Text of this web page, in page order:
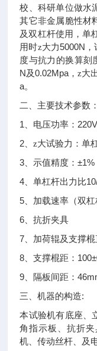
校、科研单位做水
其它非金属脆性材
及双杠杆使用，单
用时z大力5000N
度与抗力的换算刻
N及0.02Mpa ，z大
a。
二、 主要技术参数：
1 、电压功率：
2 、z大试验力：单
3 、示值精度：±1%
4 、单杠杆出力比
5 、加载速率（双
6 、抗折夹具
7 、加荷辊及支撑
8 、支撑棍距：
9 、隔板间距：
三、机器的构造:
本试验机有底座、
角指示板、抗折
机、传动丝杆、及